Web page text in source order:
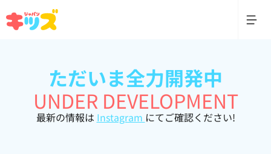
ただいま全力開発中
UNDER DEVELOPMENT
最新の情報は Instagram にてご確認ください!